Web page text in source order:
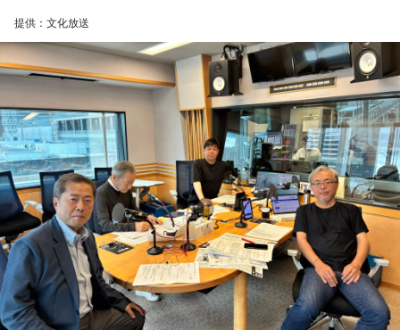
提供：文化放送